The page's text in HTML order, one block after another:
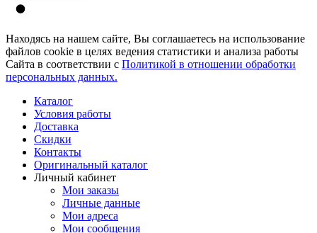
Находясь на нашем сайте, Вы соглашаетесь на использование
файлов cookie в целях ведения статистики и анализа работы
Сайта в соответствии с Политикой в отношении обработки
персональных данных.
Каталог
Условия работы
Доставка
Скидки
Контакты
Оригинальный каталог
Личный кабинет
Мои заказы
Личные данные
Мои адреса
Мои сообщения